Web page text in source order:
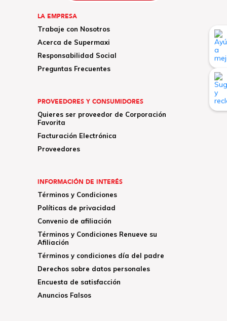
LA EMPRESA
Trabaje con Nosotros
Acerca de Supermaxi
Responsabilidad Social
Preguntas Frecuentes
PROVEEDORES Y CONSUMIDORES
Quieres ser proveedor de Corporación
Favorita
Facturación Electrónica
Proveedores
INFORMACIÓN DE INTERÉS
Términos y Condiciones
Políticas de privacidad
Convenio de afiliación
Términos y Condiciones Renueve su
Afiliación
Términos y condiciones día del padre
Derechos sobre datos personales
Encuesta de satisfacción
Anuncios Falsos